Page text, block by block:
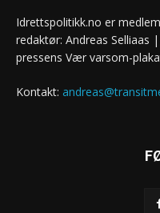
Idrettspolitikk.no er
redaktør: Andreas Selliaas
pressens Vær varsom-
Kontakt: